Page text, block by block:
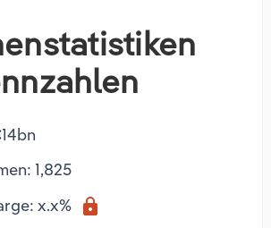
1,825
x.x% lock